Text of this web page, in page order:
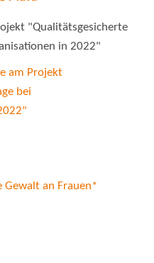
"Qualitätsgesicherte
in 2022"
Gewalt an Frauen*